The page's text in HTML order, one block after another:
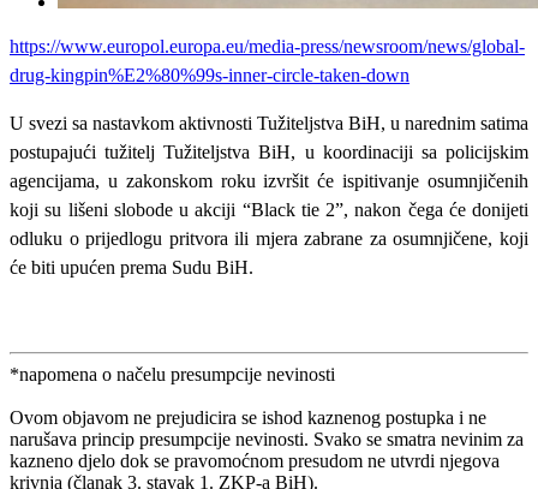
https://www.europol.europa.eu/media-press/newsroom/news/global-
drug-kingpin%E2%80%99s-inner-circle-taken-down
U svezi sa nastavkom aktivnosti Tužiteljstva BiH, u narednim satima
postupajući tužitelj Tužiteljstva BiH, u koordinaciji sa policijskim
agencijama, u zakonskom roku izvršit će ispitivanje osumnjičenih
koji su lišeni slobode u akciji “Black tie 2”, nakon čega će donijeti
odluku o prijedlogu pritvora ili mjera zabrane za osumnjičene, koji
će biti upućen prema Sudu BiH.
*napomena o načelu presumpcije nevinosti
Ovom objavom ne prejudicira se ishod kaznenog postupka i ne
narušava princip presumpcije nevinosti. Svako se smatra nevinim za
kazneno djelo dok se pravomoćnom presudom ne utvrdi njegova
krivnja (članak 3. stavak 1. ZKP-a BiH).